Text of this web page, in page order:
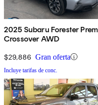
2025 Subaru Forester
Crossover AWD
$29,886 Gran oferta
Incluye tarifas de conc.